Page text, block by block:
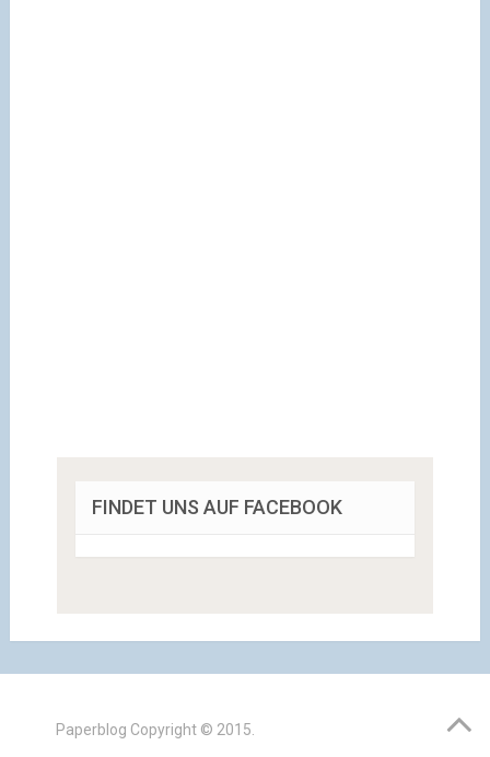
FINDET UNS AUF FACEBOOK
Paperblog Copyright © 2015.